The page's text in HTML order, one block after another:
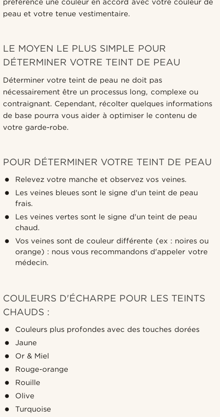
préférence une couleur en accord avec votre couleur de
peau et votre tenue vestimentaire.
LE MOYEN LE PLUS SIMPLE POUR
DÉTERMINER VOTRE TEINT DE PEAU
Déterminer votre teint de peau ne doit pas
nécessairement être un processus long, complexe ou
contraignant. Cependant, récolter quelques informations
de base pourra vous aider à optimiser le contenu de
votre garde-robe.
POUR DÉTERMINER VOTRE TEINT DE PEAU
Relevez votre manche et observez vos veines.
Les veines bleues sont le signe d'un teint de peau
frais.
Les veines vertes sont le signe d'un teint de peau
chaud.
Vos veines sont de couleur différente (ex : noires ou
orange) : nous vous recommandons d'appeler votre
médecin.
COULEURS D'ÉCHARPE POUR LES TEINTS
CHAUDS :
Couleurs plus profondes avec des touches dorées
Jaune
Or & Miel
Rouge-orange
Rouille
Olive
Turquoise